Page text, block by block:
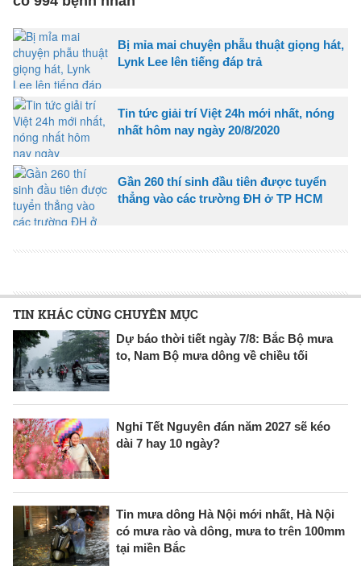
Bị mỉa mai chuyện phẫu thuật giọng hát,
Lynk Lee lên tiếng đáp trả
Tin tức giải trí Việt 24h mới nhất, nóng
nhất hôm nay ngày 20/8/2020
Gần 260 thí sinh đầu tiên được tuyển
thẳng vào các trường ĐH ở TP HCM
TIN KHÁC CÙNG CHUYÊN MỤC
Dự báo thời tiết ngày 7/8: Bắc Bộ mưa
to, Nam Bộ mưa dông về chiều tối
Nghỉ Tết Nguyên đán năm 2027 sẽ kéo
dài 7 hay 10 ngày?
Tin mưa dông Hà Nội mới nhất, Hà Nội
có mưa rào và dông, mưa to trên 100mm
tại miền Bắc